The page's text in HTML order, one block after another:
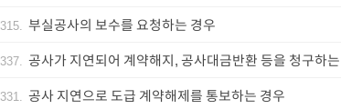
315. 부실공사의 보수를 요청하는 경우
337. 공사가 지연되어 계약해지, 공사대금반환 등을 청구하
331. 공사 지연으로 도급 계약해제를 통보하는 경우